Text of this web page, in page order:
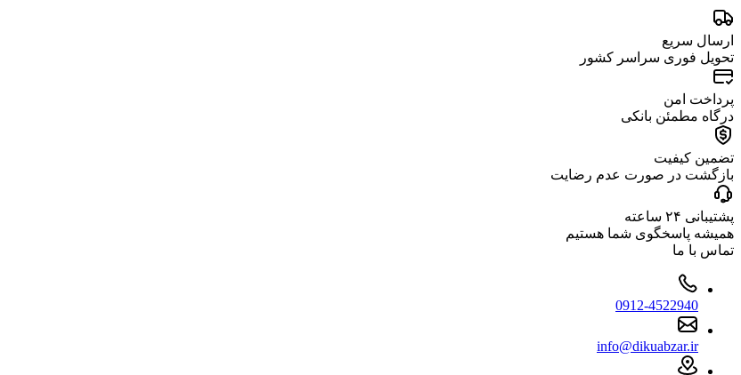
ارسال سریع
تحویل فوری سراسر کشور
پرداخت امن
درگاه مطمئن بانکی
تضمین کیفیت
بازگشت در صورت عدم رضایت
پشتیبانی ۲۴ ساعته
همیشه پاسخگوی شما هستیم
تماس با ما
0912-4522940
info@dikuabzar.ir